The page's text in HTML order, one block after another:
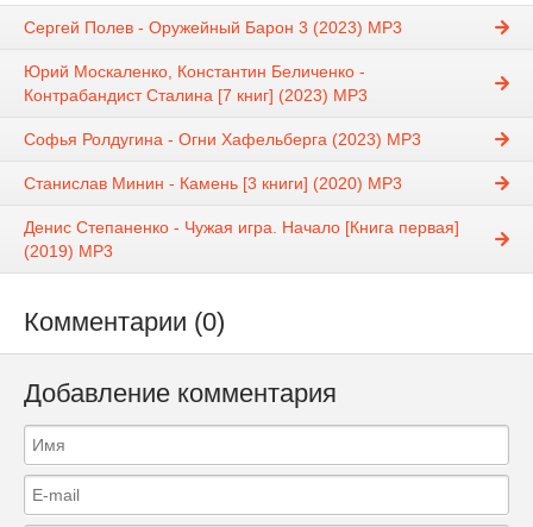
Сергей Полев - Оружейный Барон 3 (2023) МР3
Юрий Москаленко, Константин Беличенко -
Контрабандист Сталина [7 книг] (2023) МР3
Софья Ролдугина - Огни Хафельберга (2023) MP3
Станислав Минин - Камень [3 книги] (2020) MP3
Денис Степаненко - Чужая игра. Начало [Книга первая]
(2019) MP3
Комментарии (0)
Добавление комментария